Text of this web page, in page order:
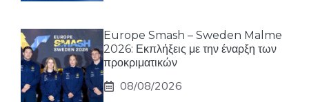
Europe Smash – Sweden Malme
2026: Εκπλήξεις με την έναρξη των
προκριματικών
08/08/2026